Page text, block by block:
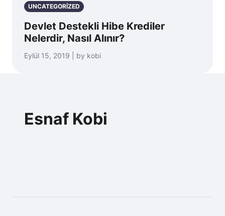
UNCATEGORIZED
Devlet Destekli Hibe Krediler
Nelerdir, Nasıl Alınır?
Eylül 15, 2019 | by kobi
Esnaf Kobi